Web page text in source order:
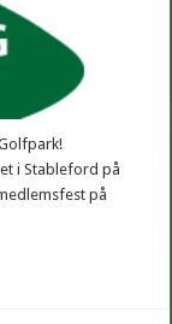
i Stableford på
på